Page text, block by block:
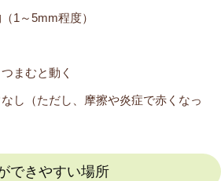
1～5mm程度）
まむと動く
し（ただし、摩擦や炎症で赤くなっ
できやすい場所